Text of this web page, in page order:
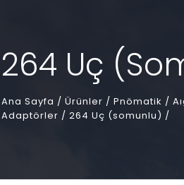
264 Uç
Ana Sayfa / Ürünler / Pnömatik /
Adaptörler / 264 Uç (somunlu) /